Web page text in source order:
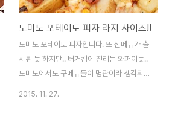
도미노 포테이토 피자 라지 사이즈!!
도미노 포테이토 피자입니다. 또 신메뉴가 출
시된 듯 하지만.. 버거킹에 진리는 와퍼이듯..
도미노에서도 구메뉴들이 명관이라 생각되어
2015. 11. 27.